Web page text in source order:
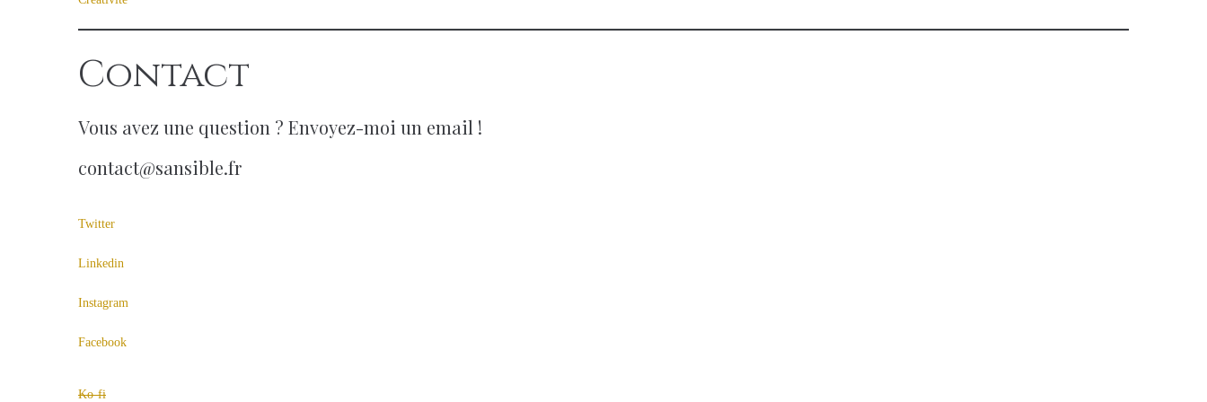
Contact
Vous avez une question ? Envoyez-moi un email !
contact@sansible.fr
Twitter
Linkedin
Instagram
Facebook
Ko-fi